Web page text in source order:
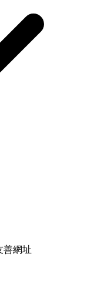
善網址